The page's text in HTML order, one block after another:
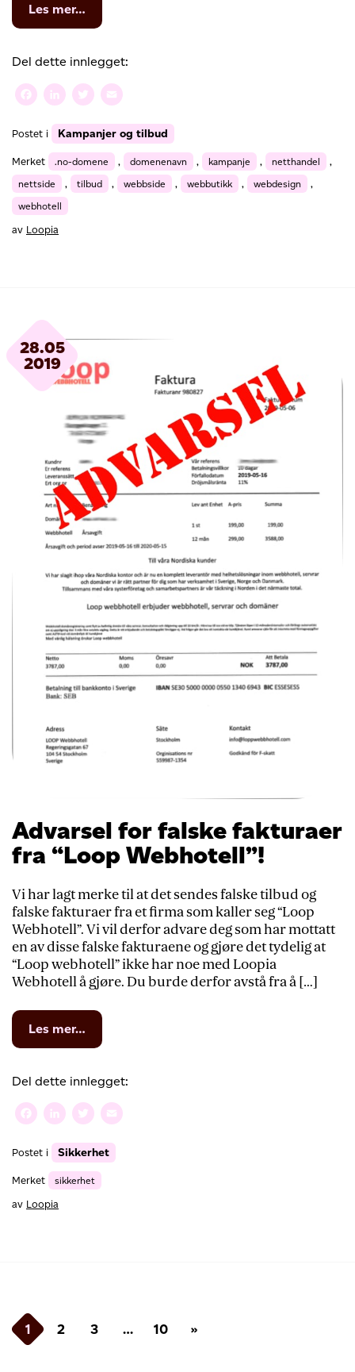
Les mer…
Design
nettside
fra
hengekøyen
–
nå
opptil
75%
rabatt
Del dette innlegget:
Facebook
LinkedIn
Twitter
Postet i Kampanjer og tilbud
Merket .no-domene , domenenavn , kampanje , netthandel
,
nettside
, tilbud , webbside , webbutikk , webdesign
,
webhotell
av Loopia
Advarsel for falske fakturaer
fra “Loop Webhotell”!
Vi har lagt merke til at det sendes falske tilbud og
falske fakturaer fra et firma som kaller seg “Loop
Webhotell”. Vi vil derfor advare deg som har mottatt
en av disse falske fakturaene og gjøre det tydelig at
“Loop webhotell” ikke har noe med Loopia
Webhotell å gjøre. Du burde derfor avstå fra å […]
Les mer…
Advarsel
falske
fakturaer
fra
“Loop
Del dette innlegget:
Facebook
LinkedIn
Twitter
Postet i Sikkerhet
Merket sikkerhet
28.05
2019
av Loopia
Innleggnavigasjon
1 2 3 … 10 »